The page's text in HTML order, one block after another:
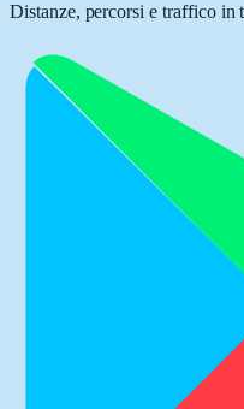
Distanze, percorsi e traffico in